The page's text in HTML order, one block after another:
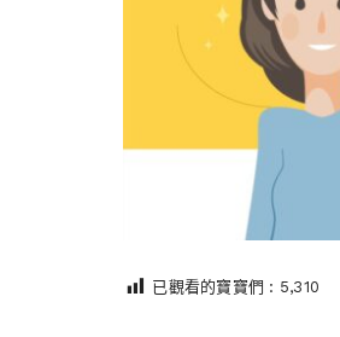
已觀看的寶寶們 : 5,310